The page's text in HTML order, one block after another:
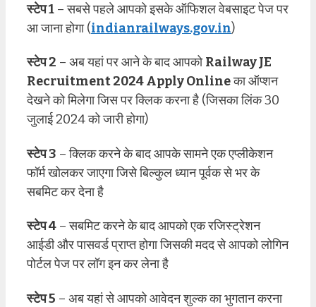
स्टेप 1 – सबसे पहले आपको इसके ऑफिशल वेबसाइट पेज पर
आ जाना होगा (indianrailways.gov.in)
स्टेप 2 – अब यहां पर आने के बाद आपकोRailway JE
Recruitment 2024 Apply Onlineका ऑप्शन
देखने को मिलेगा जिस पर क्लिक करना है (जिसका लिंक 30
जुलाई 2024 को जारी होगा)
स्टेप 3 – क्लिक करने के बाद आपके सामने एक एप्लीकेशन
फॉर्म खोलकर जाएगा जिसे बिल्कुल ध्यान पूर्वक से भर के
सबमिट कर देना है
स्टेप 4 – सबमिट करने के बाद आपको एक रजिस्ट्रेशन
आईडी और पासवर्ड प्राप्त होगा जिसकी मदद से आपको लोगिन
पोर्टल पेज पर लॉग इन कर लेना है
स्टेप 5 – अब यहां से आपको आवेदन शुल्क का भुगतान करना